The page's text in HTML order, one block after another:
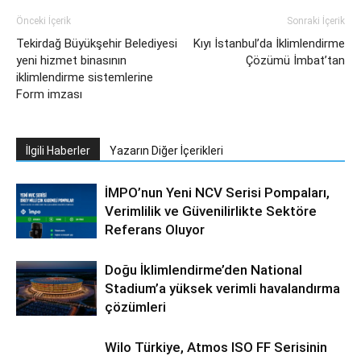
Önceki İçerik
Tekirdağ Büyükşehir Belediyesi
yeni hizmet binasının
iklimlendirme sistemlerine
Form imzası
Sonraki İçerik
Kıyı İstanbul’da İklimlendirme
Çözümü İmbat’tan
İlgili Haberler Yazarın Diğer İçerikleri
İMPO’nun Yeni NCV Serisi Pompaları,
Verimlilik ve Güvenilirlikte Sektöre
Referans Oluyor
Doğu İklimlendirme’den National
Stadium’a yüksek verimli havalandırma
çözümleri
Wilo Türkiye, Atmos ISO FF Serisinin